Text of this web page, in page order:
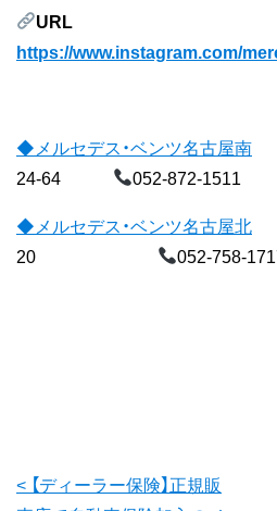
URL
https://www.instagram.com/
◆メルセデス・ベンツ名古屋南
24-64
052-872-1511
◆メルセデス・ベンツ名古屋北
20
052-758-
前
< 【ディーラー保険】正規販